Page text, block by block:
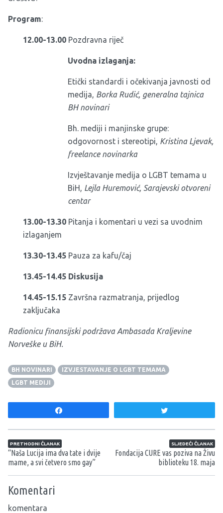
Program:
12.00-13.00 Pozdravna riječ
Uvodna izlaganja:
Etički standardi i očekivanja javnosti od
medija, Borka Rudić, generalna tajnica
BH novinari
Bh. mediji i manjinske grupe:
odgovornost i stereotipi, Kristina Ljevak,
freelance novinarka
Izvještavanje medija o LGBT temama u
BiH, Lejla Huremović, Sarajevski otvoreni
centar
13.00-13.30 Pitanja i komentari u vezi sa uvodnim
izlaganjem
13.30-13.45 Pauza za kafu/čaj
13.45-14.45 Diskusija
14.45-15.15 Završna razmatranja, prijedlog
zaključaka
Radionicu finansijski podržava Ambasada Kraljevine
Norveške u BiH.
BH NOVINARI
IZVJESTAVANJE O LGBT TEMAMA
LGBT MEDIJI
Navigacija članaka
PRETHODNI ČLANAK
“Naša Lucija ima dva tate i dvije
mame, a svi četvero smo gay”
SLJEDEĆI ČLANAK
Fondacija CURE vas poziva na Živu
biblioteku 18. maja
Komentari
komentara